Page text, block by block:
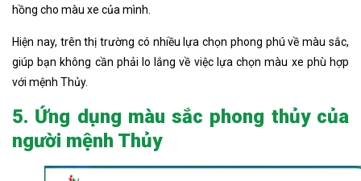
hồng cho màu xe của mình.
Hiện nay, trên thị trường có nhiều lựa chọn phong phú về màu sắc,
giúp bạn không cần phải lo lắng về việc lựa chọn màu xe phù hợp
với mệnh Thủy.
5. Ứng dụng màu sắc phong thủy của
người mệnh Thủy